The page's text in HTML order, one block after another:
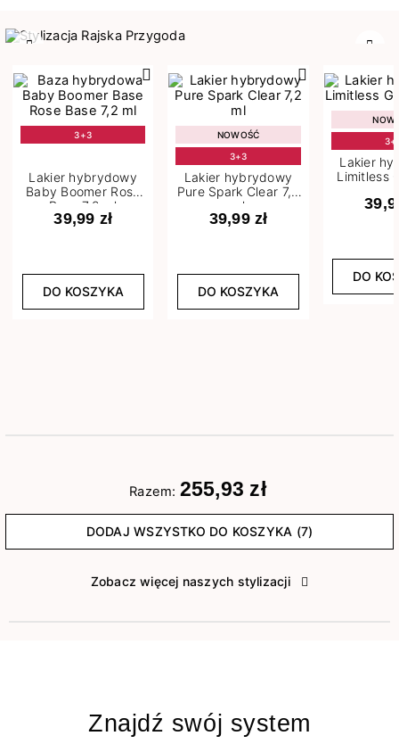
3+3
Lakier hybrydowy
Baby Boomer Rose
Base 7,2 ml
39,99 zł
DO KOSZYKA
NOWOŚĆ
3+3
Lakier hybrydowy
Pure Spark Clear 7,2
ml
39,99 zł
DO KOSZYKA
Lakier
Limitless
DO
Razem: 255,93 zł
DODAJ WSZYSTKO DO KOSZYKA (7)
Zobacz więcej naszych stylizacji
Znajdź swój system